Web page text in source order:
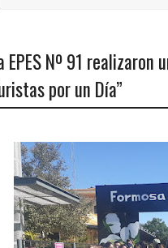
Nº 91
por un Día”